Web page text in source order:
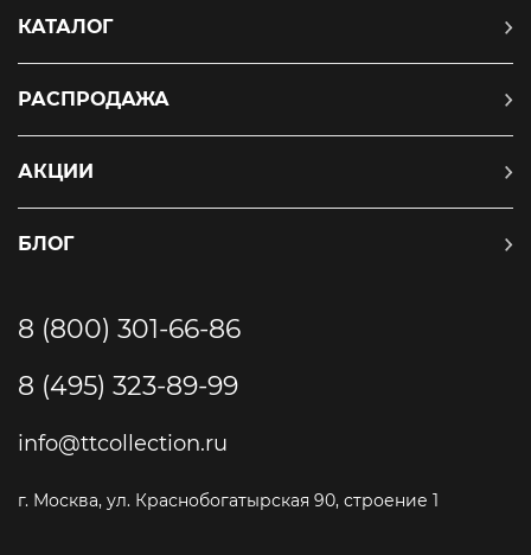
КАТАЛОГ
РАСПРОДАЖА
АКЦИИ
БЛОГ
8 (800) 301-66-86
8 (495) 323-89-99
info@ttcollection.ru
г. Москва, ул. Краснобогатырская 90, строение 1